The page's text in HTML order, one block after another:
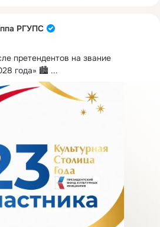
РГУПС
претендентов на звание
года» 🏙️ ...